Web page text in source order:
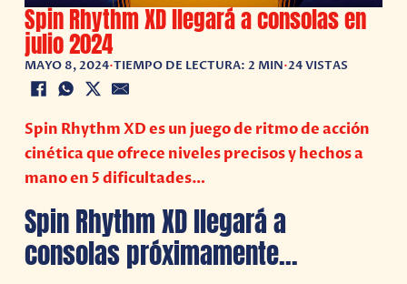
Spin Rhythm XD llegará a consolas en
julio 2024
MAYO 8, 2024•TIEMPO DE LECTURA: 2 MIN•24 VISTAS
Spin Rhythm XD es un juego de ritmo de acción
cinética que ofrece niveles precisos y hechos a
mano en 5 dificultades…
Spin Rhythm XD llegará a
consolas próximamente…